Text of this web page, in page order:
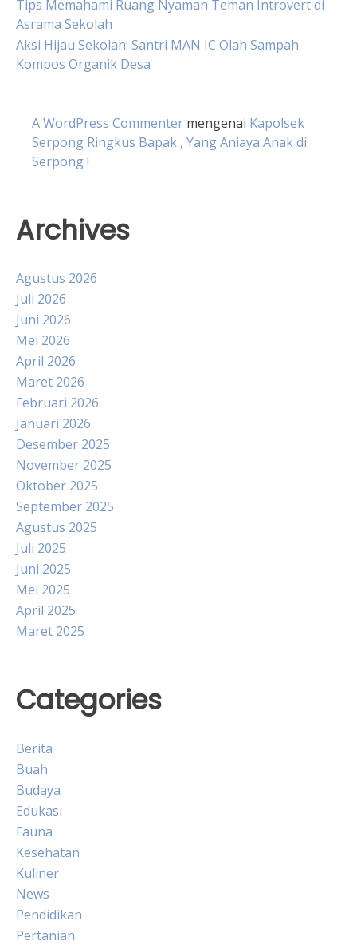
Tips Memahami Ruang Nyaman Teman Introvert di
Asrama Sekolah
Aksi Hijau Sekolah: Santri MAN IC Olah Sampah
Kompos Organik Desa
A WordPress Commenter mengenai Kapolsek
Serpong Ringkus Bapak , Yang Aniaya Anak di
Serpong !
Archives
Agustus 2026
Juli 2026
Juni 2026
Mei 2026
April 2026
Maret 2026
Februari 2026
Januari 2026
Desember 2025
November 2025
Oktober 2025
September 2025
Agustus 2025
Juli 2025
Juni 2025
Mei 2025
April 2025
Maret 2025
Categories
Berita
Buah
Budaya
Edukasi
Fauna
Kesehatan
Kuliner
News
Pendidikan
Pertanian